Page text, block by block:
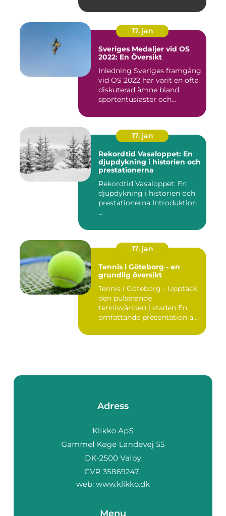
17. jan
Sveriges Medaljer vid OS
2022: En Översikt
Inledning Sveriges framgång
vid OS 2022 har varit en ofta
diskuterad ämne bland
sportentusiaster och...
17. jan
Rekordtid Vasaloppet: En
djupdykning i historien och
prestationerna
Rekordtid Vasaloppet: En
djupdykning i historien och
prestationerna Introduktion
...
17. jan
Tennis i Göteborg - en
grundlig översikt
Tennis i Göteborg - Upptäck
den pulserande
tennisvärlden i staden En
omfattande presentation av
Adress
web: www.klikko.dk
Menu